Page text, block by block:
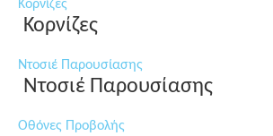
Κορνίζες
Κορνίζες
Ντοσιέ Παρουσίασης
Ντοσιέ Παρουσίασης
Οθόνες Προβολής